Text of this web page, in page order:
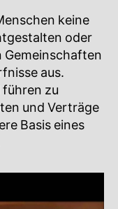
keine
oder
Gemeinschaften
aus.
zu
und Verträge
Basis eines